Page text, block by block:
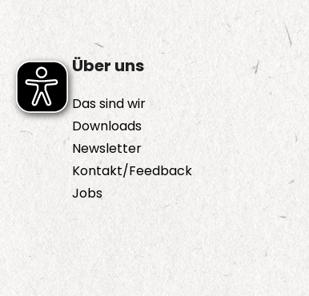
Über uns
Das sind wir
Downloads
Newsletter
Kontakt/Feedback
Jobs